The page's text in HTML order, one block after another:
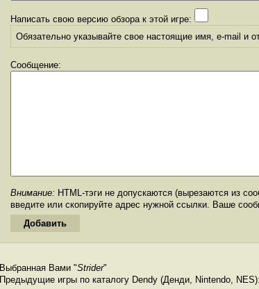
Написать свою версию обзора к этой игре:
Обязательно указывайте свое настоящие имя, e-mail и
Сообщение:
Внимание: HTML-тэги не допускаются (вырезаются из
введите или скопируйте адрес нужной ссылки. Ваше
Выбранная Вами "Strider"
Предыдущие игры по каталогу Dendy (Денди, Nintendo, NES):